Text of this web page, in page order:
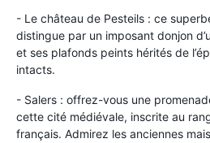
- Le château de Pesteils : ce
distingue par un imposant donjon
et ses plafonds peints hérités de
intacts.
- Salers : offrez-vous une
cette cité médiévale, inscrite au
français. Admirez les anciennes